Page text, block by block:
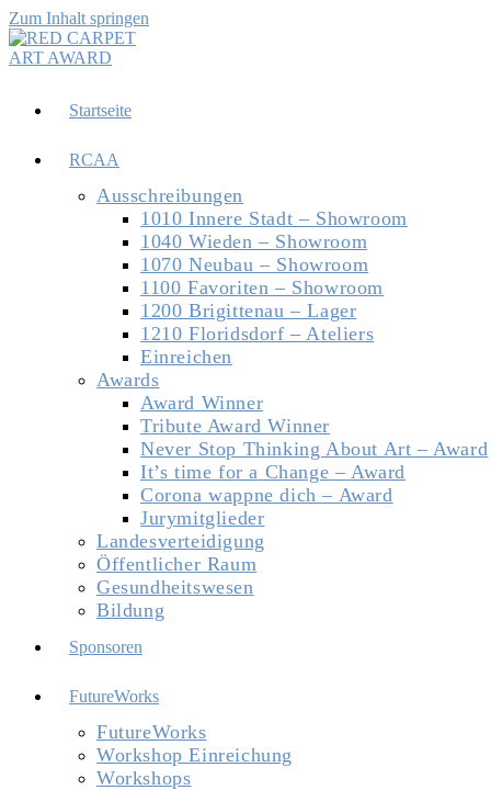
Zum Inhalt springen
Startseite
RCAA
Ausschreibungen
1010 Innere Stadt – Showroom
1040 Wieden – Showroom
1070 Neubau – Showroom
1100 Favoriten – Showroom
1200 Brigittenau – Lager
1210 Floridsdorf – Ateliers
Einreichen
Awards
Award Winner
Tribute Award Winner
Never Stop Thinking About Art – Award
It’s time for a Change – Award
Corona wappne dich – Award
Jurymitglieder
Landesverteidigung
Öffentlicher Raum
Gesundheitswesen
Bildung
Sponsoren
FutureWorks
FutureWorks
Workshop Einreichung
Workshops